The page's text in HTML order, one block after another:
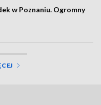
w Poznaniu. Ogromny